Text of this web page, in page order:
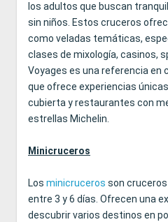
los adultos que buscan
sin niños. Estos cruceros
como veladas temáticas,
clases de mixología, casinos,
Voyages es una referencia en
que ofrece experiencias
cubierta y restaurantes con
estrellas Michelin.
Minicruceros
Los minicruceros son
entre 3 y 6 días. Ofrecen una
descubrir varios destinos en